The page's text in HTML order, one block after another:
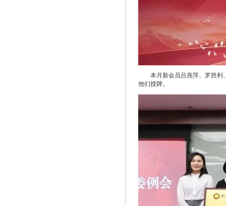
本月新会员吕燕萍、罗胜利
他们授牌。